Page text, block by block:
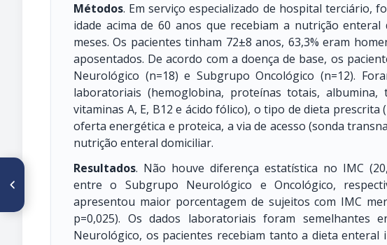
Métodos. Em serviço especializado de hospital terciário,
idade acima de 60 anos que recebiam a nutrição
meses. Os pacientes tinham 72±8 anos, 63,3% eram
aposentados. De acordo com a doença de base, os
Neurológico (n=18) e Subgrupo Oncológico (n=12).
laboratoriais (hemoglobina, proteínas totais,
vitaminas A, E, B12 e ácido fólico), o tipo de dieta
oferta energética e proteica, a via de acesso (sonda
nutrição enteral domiciliar.
Resultados. Não houve diferença estatística no IMC
entre o Subgrupo Neurológico e Oncológico,
apresentou maior porcentagem de sujeitos com IMC
p=0,025). Os dados laboratoriais foram semelhantes
Neurológico, os pacientes recebiam tanto a dieta enteral
ARTÍCULO ANTERIOR
PO 103. PATRÓN
ALIMENTARIO EN UN GRUPO
DE MUJERES GESTANTES Y
LACTANTES DEL
DEPARTAMENTO DE
ANTIOQUIA, COLOMBIA